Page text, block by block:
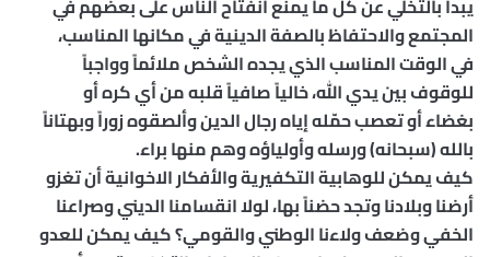
يبدأ بالتخلي عن كل ما يمنع انفتاح الناس على بعضهم في
المجتمع والاحتفاظ بالصفة الدينية في مكانها المناسب،
في الوقت المناسب الذي يجده الشخص ملائماً وواجباً
للوقوف بين يدي الله، خالياً صافياً قلبه من أي كره أو
بغضاء أو تعصب حمّله إياه رجال الدين وألصقوه زوراً وبهتاناً
بالله (سبحانه) ورسله وأولياؤه وهم منها براء.
كيف يمكن للوهابية التكفيرية والأفكار الاخوانية أن تغزو
أرضنا وبلادنا وتجد حضناً بها، لولا انقسامنا الديني وصراعنا
الخفي وضعف ولاءنا الوطني والقومي؟ كيف يمكن للعدو